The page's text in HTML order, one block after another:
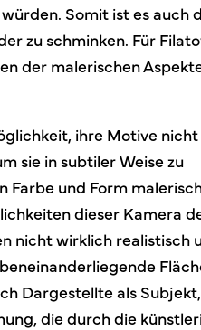
Somit ist es auch
zu schminken. Für
der malerischen
ihre Motive nicht
sie in subtiler Weise zu
und Form
dieser Kamera
nicht wirklich realistisch
Dargestellte als Subjekt,
die durch die